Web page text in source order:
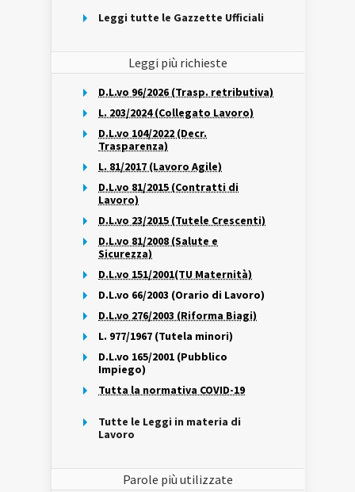
Leggi tutte le Gazzette Ufficiali
Leggi più richieste
D.L.vo 96/2026 (Trasp. retributiva)
L. 203/2024 (Collegato Lavoro)
D.L.vo 104/2022 (Decr.
Trasparenza)
L. 81/2017 (Lavoro Agile)
D.L.vo 81/2015 (Contratti di
Lavoro)
D.L.vo 23/2015 (Tutele Crescenti)
D.L.vo 81/2008 (Salute e
Sicurezza)
D.L.vo 151/2001(TU Maternità)
D.L.vo 66/2003 (Orario di Lavoro)
D.L.vo 276/2003 (Riforma Biagi)
L. 977/1967 (Tutela minori)
D.L.vo 165/2001 (Pubblico
Impiego)
Tutta la normativa COVID-19
Tutte le Leggi in materia di
Lavoro
Parole più utilizzate